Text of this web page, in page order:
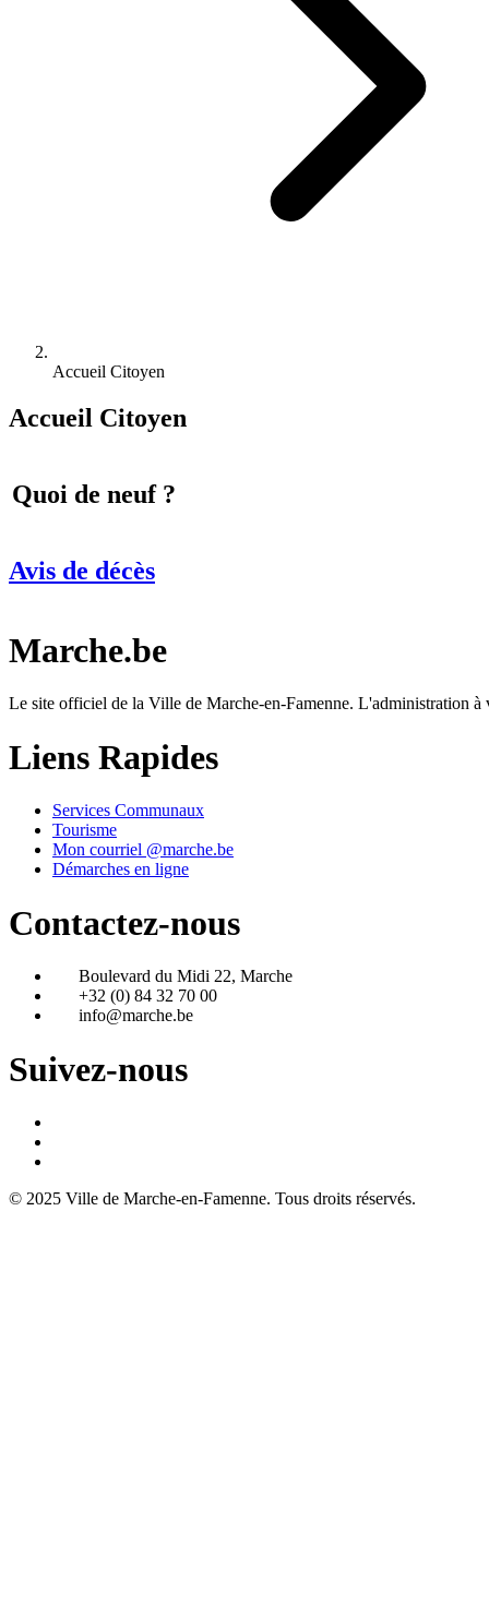
Accueil Citoyen
Accueil Citoyen
Quoi de neuf ?
Avis de décès
Marche.be
Le site officiel de la Ville de Marche-en-Famenne. L'administration à
Liens Rapides
Services Communaux
Tourisme
Mon courriel @marche.be
Démarches en ligne
Contactez-nous
Boulevard du Midi 22, Marche
+32 (0) 84 32 70 00
info@marche.be
Suivez-nous
© 2025 Ville de Marche-en-Famenne. Tous droits réservés.